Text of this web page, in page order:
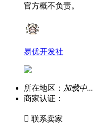
官方概不负责。
易优开发社
所在地区： 加载中...
商家认证：
 联系卖家